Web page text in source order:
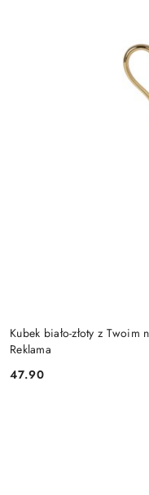
Kubek biało-złoty z
Reklama
Cena:
47.90